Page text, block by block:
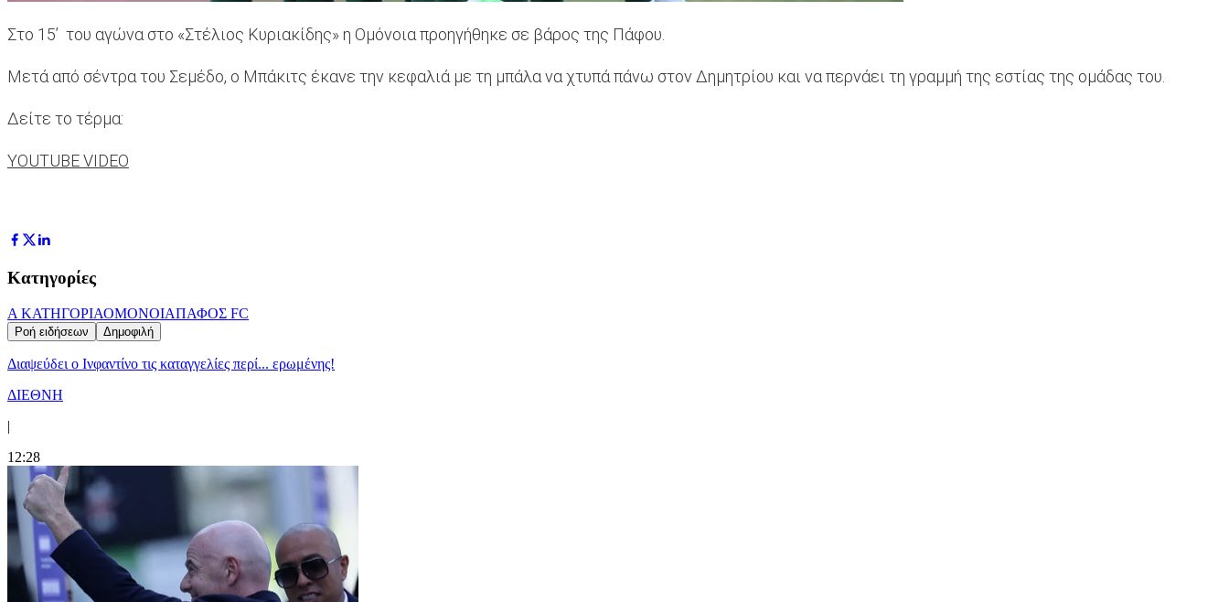
Στο 15’ του αγώνα στο «Στέλιος Κυριακίδης» η Ομόνοια προηγήθηκε σε βάρος της Πάφου.
Μετά από σέντρα του Σεμέδο, ο Μπάκιτς έκανε την κεφαλιά με τη μπάλα να χτυπά πάνω στον Δημητρίου και να περνάει τη γραμμή της εστίας της ομάδας του.
Δείτε το τέρμα:
YOUTUBE VIDEO
Κατηγορίες
Α ΚΑΤΗΓΟΡΙΑΟΜΟΝΟΙΑΠΑΦΟΣ FC
Ροή ειδήσεων Δημοφιλή
Διαψεύδει ο Ινφαντίνο τις καταγγελίες περί... ερωμένης!
ΔΙΕΘΝΗ
|
12:28